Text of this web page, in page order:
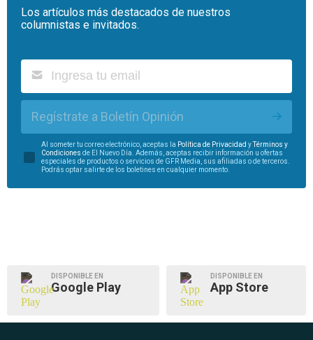
Los artículos más destacados de nuestros
columnistas e invitados.
Regístrate a Boletín Opinión
Al someter tu correo electrónico, aceptas la Política de Privacidad yTérminos y
Condiciones de El Nuevo Día. Además, aceptas recibir información u ofertas
especiales de productos o servicios de GFR Media, sus afiliadas o de terceros.
Podrás optar salirte de los boletines en cualquier momento.
DISPONIBLE EN
Google Play
DISPONIBLE EN
App Store